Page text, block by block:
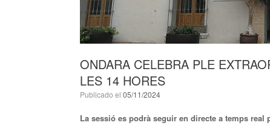
ONDARA CELEBRA PLE
LES 14 HORES
Publicado el 05/11/2024
La sessió es podrà seguir en directe a temps real